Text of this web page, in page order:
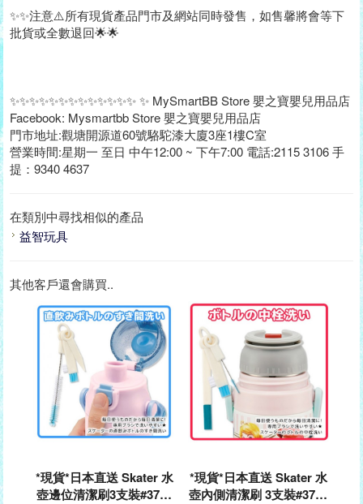
✨✨注意⚠️所有現貨產品門市及網站同時發售，如售馨將會等下
批貨或全數退回🌟🌟
✨✨✨✨✨✨✨✨✨✨✨✨✨ ✨ MySmartBB Store 嬰之寶嬰兒用品店
Facebook: Mysmartbb Store 嬰之寶嬰兒用品店
門市地址:觀塘開源道60號駱駝漆大廈3座1樓C室
營業時間:星期一 至日 中午12:00 ~ 下午7:00 電話:2115 3106 手
提：9340 4637
在類別中尋找相似的產品
益智玩具
其他客戶還會購買..
*現貨*日本直送 Skater 水
壺邊位清潔刷3支裝#3703
*現貨*日本直送 Skater 水
壺內側清潔刷 3支裝#3703